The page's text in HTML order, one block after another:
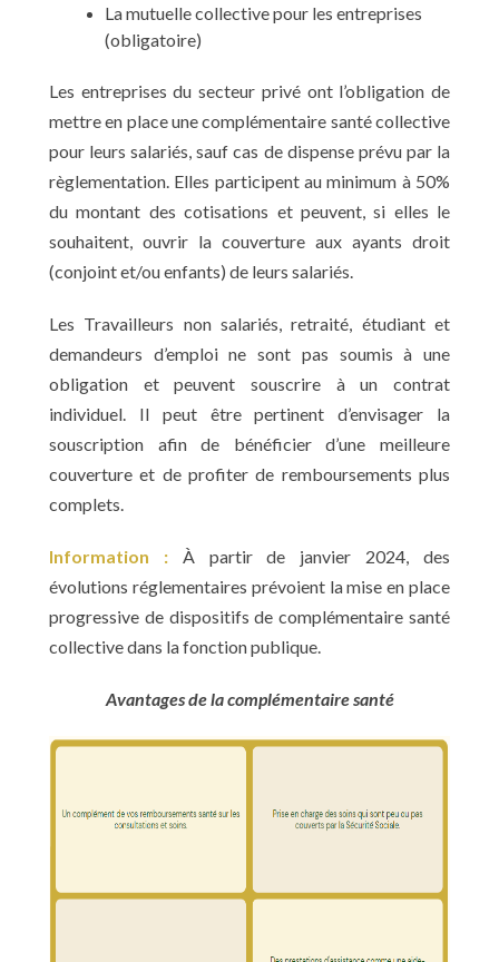
La mutuelle collective pour les entreprises
(obligatoire)
Les entreprises du secteur privé ont l’obligation de
mettre en place une complémentaire santé collective
pour leurs salariés, sauf cas de dispense prévu par la
règlementation. Elles participent au minimum à 50%
du montant des cotisations et peuvent, si elles le
souhaitent, ouvrir la couverture aux ayants droit
(conjoint et/ou enfants) de leurs salariés.
Les Travailleurs non salariés, retraité, étudiant et
demandeurs d’emploi ne sont pas soumis à une
obligation et peuvent souscrire à un contrat
individuel. Il peut être pertinent d’envisager la
souscription afin de bénéficier d’une meilleure
couverture et de profiter de remboursements plus
complets.
Information :
À partir de janvier 2024, des
évolutions réglementaires prévoient la mise en place
progressive de dispositifs de complémentaire santé
collective dans la fonction publique.
Avantages de la complémentaire santé